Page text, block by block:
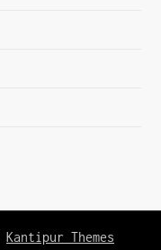
Kantipur Themes